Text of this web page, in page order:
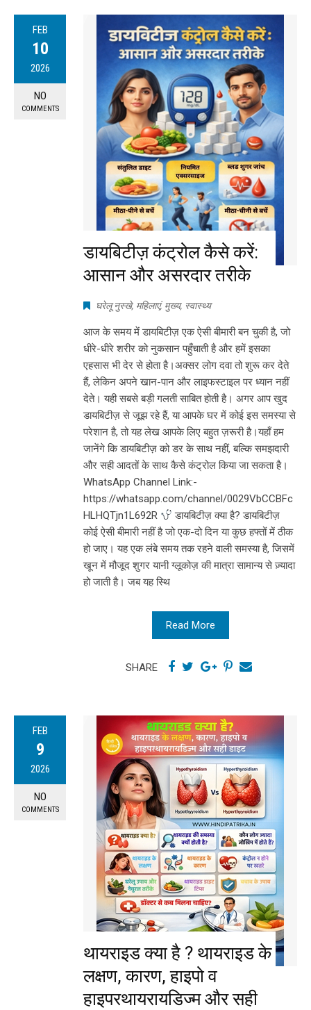
FEB
10
2026
NO
COMMENTS
डायबिटीज़ कंट्रोल कैसे करें:
आसान और असरदार तरीके
घरेलू नुस्खे, महिलाएं, मुख्य, स्वास्थ्य
आज के समय में डायबिटीज़ एक ऐसी बीमारी बन चुकी है, जो
धीरे-धीरे शरीर को नुकसान पहुँचाती है और हमें इसका
एहसास भी देर से होता है।अक्सर लोग दवा तो शुरू कर देते
हैं, लेकिन अपने खान-पान और लाइफस्टाइल पर ध्यान नहीं
देते। यही सबसे बड़ी गलती साबित होती है। अगर आप खुद
डायबिटीज़ से जूझ रहे हैं, या आपके घर में कोई इस समस्या से
परेशान है, तो यह लेख आपके लिए बहुत ज़रूरी है।यहाँ हम
जानेंगे कि डायबिटीज़ को डर के साथ नहीं, बल्कि समझदारी
और सही आदतों के साथ कैसे कंट्रोल किया जा सकता है।
WhatsApp Channel Link:-
https://whatsapp.com/channel/0029VbCCBFc
HLHQTjn1L692R
डायबिटीज़ क्या है? डायबिटीज़
कोई ऐसी बीमारी नहीं है जो एक-दो दिन या कुछ हफ्तों में ठीक
हो जाए। यह एक लंबे समय तक रहने वाली समस्या है, जिसमें
खून में मौजूद शुगर यानी ग्लूकोज़ की मात्रा सामान्य से ज़्यादा
हो जाती है। जब यह स्थि
Read More
SHARE
FEB
9
2026
NO
COMMENTS
थायराइड क्या है ? थायराइड के
लक्षण, कारण, हाइपो व
हाइपरथायरायडिज्म और सही